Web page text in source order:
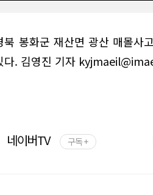
북 봉화군 재산면 광산 매몰사
다. 김영진 기자
네이버TV 구독 +